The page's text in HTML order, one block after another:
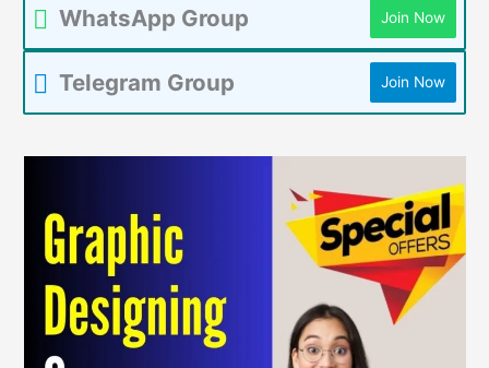
WhatsApp Group Join Now
Telegram Group Join Now